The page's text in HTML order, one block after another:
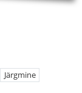
Järgmine